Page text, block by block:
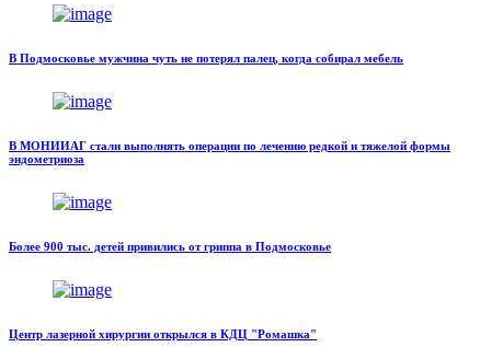
В Подмосковье мужчина чуть не потерял палец, когда собирал мебель
В МОНИИАГ стали выполнять операции по лечению редкой и тяжелой формы
эндометриоза
Более 900 тыс. детей привились от гриппа в Подмосковье
Центр лазерной хирургии открылся в КДЦ "Ромашка"